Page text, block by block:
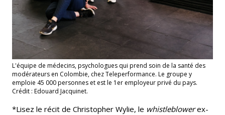
L'équipe de médecins, psychologues qui prend soin de la santé des
modérateurs en Colombie, chez Teleperformance. Le groupe y
emploie 45 000 personnes et est le 1er employeur privé du pays.
Crédit : Edouard Jacquinet.
*Lisez le récit de Christopher Wylie, le whistleblowerex-